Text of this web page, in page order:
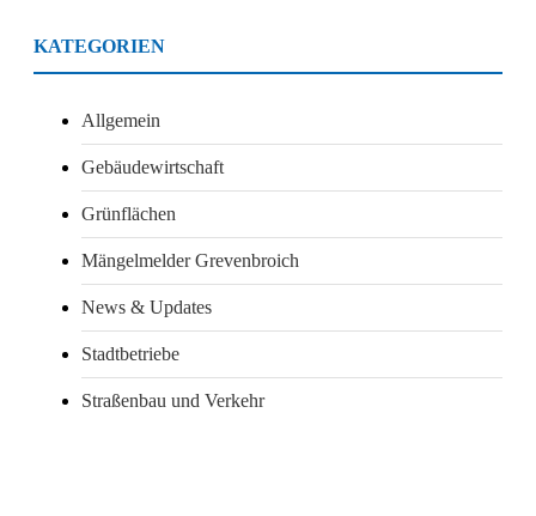
KATEGORIEN
Allgemein
Gebäudewirtschaft(1 Beiträge)
Grünflächen
Mängelmelder Grevenbroich
News & Updates(7 Beiträge)
Stadtbetriebe(4 Beiträge)
Straßenbau und Verkehr(1 Beiträge)